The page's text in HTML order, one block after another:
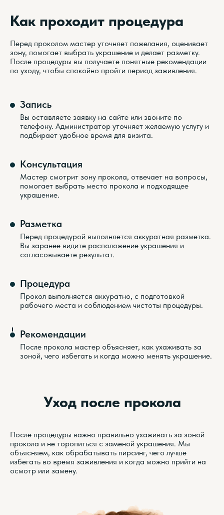
Как проходит процедура
Перед проколом мастер уточняет пожелания, оценивает
зону, помогает выбрать украшение и делает разметку.
После процедуры вы получаете понятные рекомендации
по уходу, чтобы спокойно пройти период заживления.
Запись
Вы оставляете заявку на сайте или звоните по
телефону. Администратор уточняет желаемую услугу и
подбирает удобное время для визита.
Консультация
Мастер смотрит зону прокола, отвечает на вопросы,
помогает выбрать место прокола и подходящее
украшение.
Разметка
Перед процедурой выполняется аккуратная разметка.
Вы заранее видите расположение украшения и
согласовываете результат.
Процедура
Прокол выполняется аккуратно, с подготовкой
рабочего места и соблюдением чистоты процедуры.
Рекомендации
После прокола мастер объясняет, как ухаживать за
зоной, чего избегать и когда можно менять украшение.
Уход после прокола
После процедуры важно правильно ухаживать за зоной
прокола и не торопиться с заменой украшения. Мы
объясняем, как обрабатывать пирсинг, чего лучше
избегать во время заживления и когда можно прийти на
осмотр или замену.